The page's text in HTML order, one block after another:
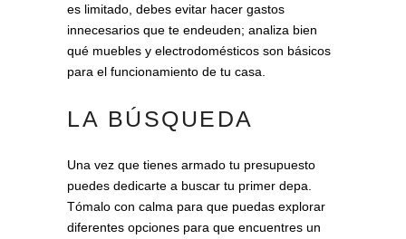
es limitado, debes evitar hacer gastos
innecesarios que te endeuden; analiza bien
qué muebles y electrodomésticos son básicos
para el funcionamiento de tu casa.
LA BÚSQUEDA
Una vez que tienes armado tu presupuesto
puedes dedicarte a buscar tu primer depa.
Tómalo con calma para que puedas explorar
diferentes opciones para que encuentres un